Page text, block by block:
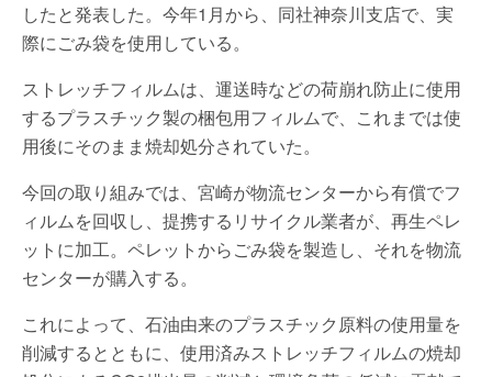
したと発表した。今年1月から、同社神奈川支店で、実
際にごみ袋を使用している。
ストレッチフィルムは、運送時などの荷崩れ防止に使用
するプラスチック製の梱包用フィルムで、これまでは使
用後にそのまま焼却処分されていた。
今回の取り組みでは、宮崎が物流センターから有償でフ
ィルムを回収し、提携するリサイクル業者が、再生ペレ
ットに加工。ペレットからごみ袋を製造し、それを物流
センターが購入する。
これによって、石油由来のプラスチック原料の使用量を
削減するとともに、使用済みストレッチフィルムの焼却